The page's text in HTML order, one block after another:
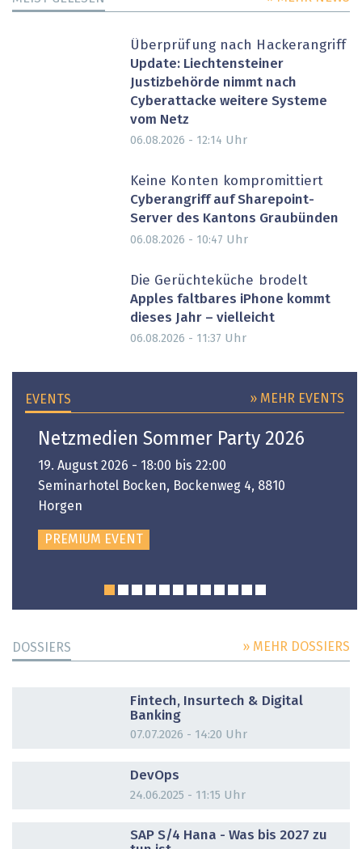
Überprüfung nach Hackerangriff
Update: Liechtensteiner
Justizbehörde nimmt nach
Cyberattacke weitere Systeme
vom Netz
06.08.2026 - 12:14 Uhr
Keine Konten kompromittiert
Cyberangriff auf Sharepoint-
Server des Kantons Graubünden
06.08.2026 - 10:47 Uhr
Die Gerüchteküche brodelt
Apples faltbares iPhone kommt
dieses Jahr – vielleicht
06.08.2026 - 11:37 Uhr
EVENTS » MEHR EVENTS
Netzmedien Sommer Party 2026
19. August 2026 - 18:00 bis 22:00
Seminarhotel Bocken, Bockenweg 4, 8810
Horgen
PREMIUM EVENT
DOSSIERS » MEHR DOSSIERS
Fintech, Insurtech & Digital
Banking
07.07.2026 - 14:20 Uhr
DevOps
24.06.2025 - 11:15 Uhr
SAP S/4 Hana - Was bis 2027 zu